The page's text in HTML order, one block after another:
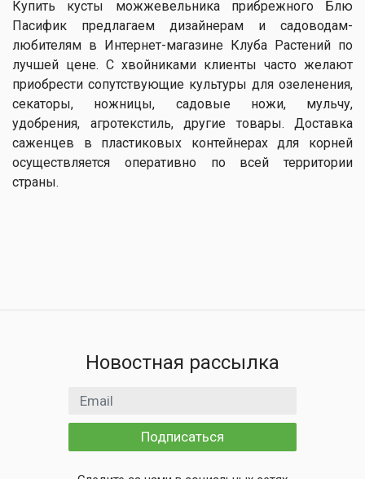
Купить кусты можжевельника прибрежного Блю
Пасифик предлагаем дизайнерам и садоводам-
любителям в Интернет-магазине Клуба Растений по
лучшей цене. С хвойниками клиенты часто желают
приобрести сопутствующие культуры для озеленения,
секаторы, ножницы, садовые ножи, мульчу,
удобрения, агротекстиль, другие товары. Доставка
саженцев в пластиковых контейнерах для корней
осуществляется оперативно по всей территории
страны.
Новостная рассылка
Email адрес
Подписаться